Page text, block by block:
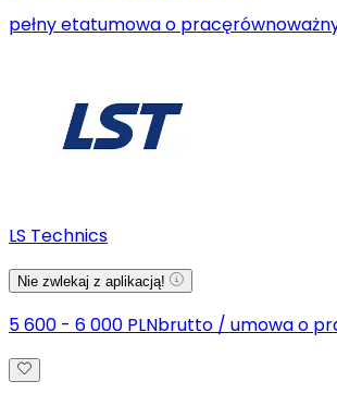
pełny etatumowa o pracę
LS Technics
Nie zwlekaj z aplikacją!
5 600 - 6 000 PLNbrutto / umowa o